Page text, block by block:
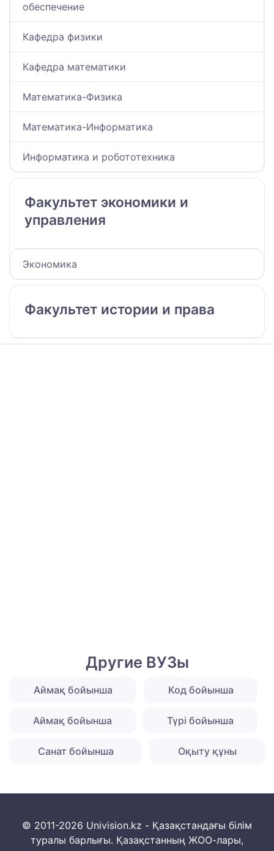
обеспечение
Кафедра физики
Кафедра математики
Математика-Физика
Математика-Информатика
Информатика и робототехника
Факультет экономики и
управления
Экономика
Факультет истории и права
Другие ВУЗы
Аймақ бойынша Код бойынша
Аймақ бойынша Түрі бойынша
Санат бойынша Оқыту құны
© 2011-2026 Univision.kz - Қазақстандағы білім
туралы барлығы. Қазақстанның ЖОО-лары,